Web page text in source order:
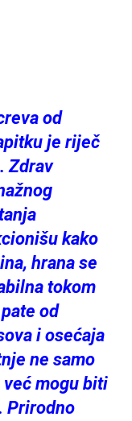
od
je riječ
Zdrav
kako
hrana se
tokom
od
i osećaja
ne samo
mogu biti
Prirodno